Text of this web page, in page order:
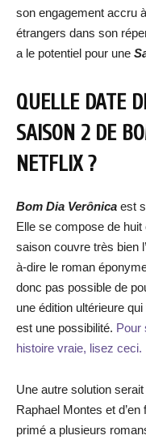
son engagement accru
étrangers dans son
a le potentiel pour une
QUELLE DATE
SAISON 2 DE
NETFLIX ?
Bom Dia Verônica est
Elle se compose de
saison couvre très bien
à-dire le roman
donc pas possible de
une édition ultérieure
est une possibilité. Pour
histoire vraie, lisez ceci.
Une autre solution
Raphael Montes et
primé a plusieurs